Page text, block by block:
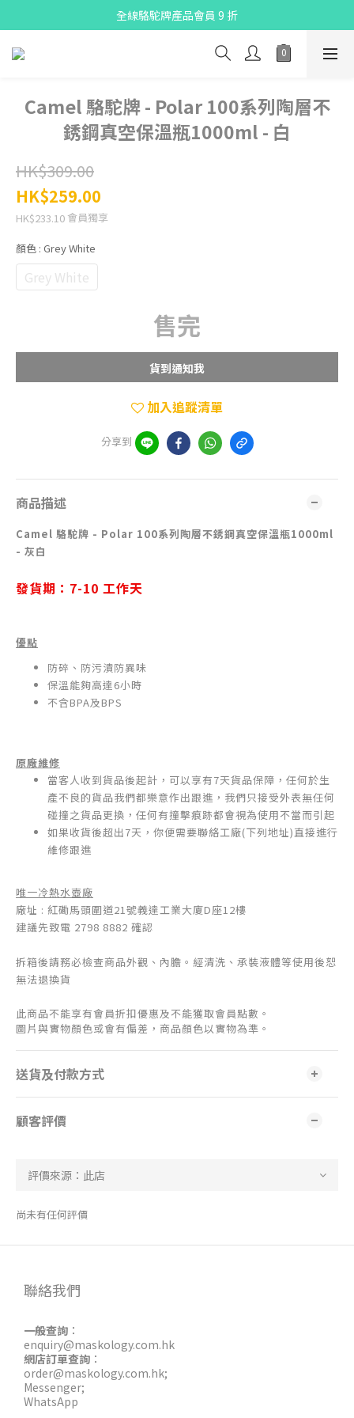
X Pay ！  新註冊用戶首單滿$80 即減$30
全線駱駝牌產品會員 9 折
購物折實滿$300可享免運費
Camel 駱駝牌 - Polar 100系列陶層不
銹鋼真空保溫瓶1000ml - 白
HK$309.00
HK$259.00
HK$233.10 會員獨享
顏色 : Grey White
Grey White
售完
貨到通知我
加入追蹤清單
分享到
商品描述
Camel 駱駝牌 - Polar 100系列陶層不銹鋼真空保溫瓶1000ml
- 灰白
發貨期： 7-10 工作天
優點
防碎、防污漬防異味
保溫能夠高達6小時
不含BPA及BPS
原廠維修
當客人收到貨品後起計，可以享有7天貨品保障，任何於生
產不良的貨品我們都樂意作出跟進，我們只接受外表無任何
碰撞之貨品更換，任何有撞擊痕跡都會視為使用不當而引起
如果收貨後超出7天，你便需要聯絡工廠(下列地址)直接進行
維修跟進
唯一冷熱水壺廠
廠址 : 紅磡馬頭圍道21號義達工業大廈D座12樓
建議先致電 2798 8882 確認
拆箱後請務必檢查商品外觀、內膽。經清洗、承裝液體等使用後恕
無法退換貨
此商品不能享有會員折扣優惠及不能獲取會員點數。
圖片與實物顏色或會有偏差，商品顏色以實物為準。
送貨及付款方式
顧客評價
尚未有任何評價
聯絡我們
一般查詢 ：
enquiry@maskology.com.hk
網店訂單查詢 ：
order@maskology.com.hk;
Messenger;
WhatsApp